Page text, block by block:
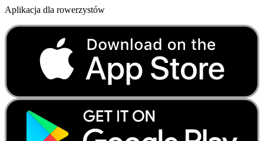
Aplikacja dla rowerzystów